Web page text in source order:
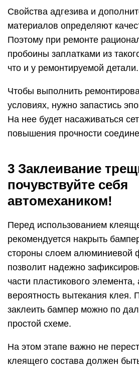
Свойства адгезива и
материалов определяют
Поэтому при ремонте
пробоины заплатками из
что и у ремонтируемой детали.
Чтобы выполнить
условиях, нужно запастись
На нее будет насаживаться
повышения прочности
3 Заклеивание
почувствуйте себя
автомехаником!
Перед использованием
рекомендуется накрыть
стороны слоем алюминиевой
позволит надежно
части пластикового
вероятность вытекания клея.
заклеить бампер можно по
простой схеме.
На этом этапе важно не
клеящего состава должен